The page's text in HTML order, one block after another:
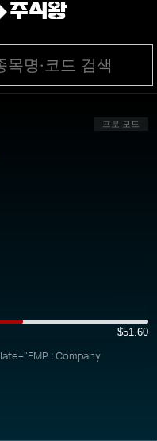
…金 48.54%·鄭 44.40%·宋 7.06%
주식왕
프로 모드
$51.60
: Company